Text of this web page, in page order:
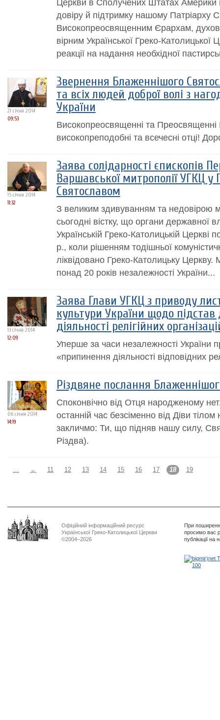
Церкви в Сполучених Штатах
довіру й підтримку нашому Патріарху
Високопреосвященним Єрархам,
вірним Української Греко-Католицької
реакції на надання необхідної
21 січня 2014
09:53
Звернення Блаженнішого
та всіх людей доброї волі з
України
Високопреосвященні та Преосвященні
високопреподобні та всечесні отці!
15 січня 2014
11:32
Заява солідарності єпископів
Варшавської митрополії УГКЦ
Святославом
З великим здивуванням та недовірою
сьогодні вістку, що органи державної
Українській Греко-Католицькій Церкві
р., коли рішенням тодішньої
ліквідовано Греко-Католицьку
понад 20 років незалежності України...
13 січня 2014
12:09
Заява Глави УГКЦ з приводу
культури України щодо
діяльності релігійних
Уперше за часи незалежності України
«припинення діяльності відповідних
06 січня 2014
14:19
Різдвяне послання
Споконвічно від Отця народженому
останній час безсіменно від Діви
закличмо: Ти, що підняв нашу силу,
Різдва).
… ← 11 12 13 14 15 16 17 18 19
Офіційний інформаційний ресурс
Української Греко-Католицької Церкви
©2004–2026
При
просимо вас
публікації на